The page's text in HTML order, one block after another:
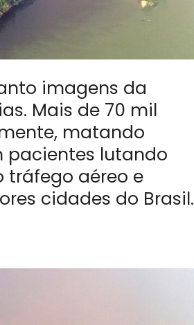
imagens da
Mais de 70 mil
matando
pacientes lutando
tráfego aéreo e
cidades do Brasil.